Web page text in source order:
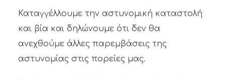
Καταγγέλλουμε την αστυνομική καταστολή
και βία και δηλώνουμε ότι δεν θα
ανεχθούμε άλλες παρεμβάσεις της
αστυνομίας στις πορείες μας.